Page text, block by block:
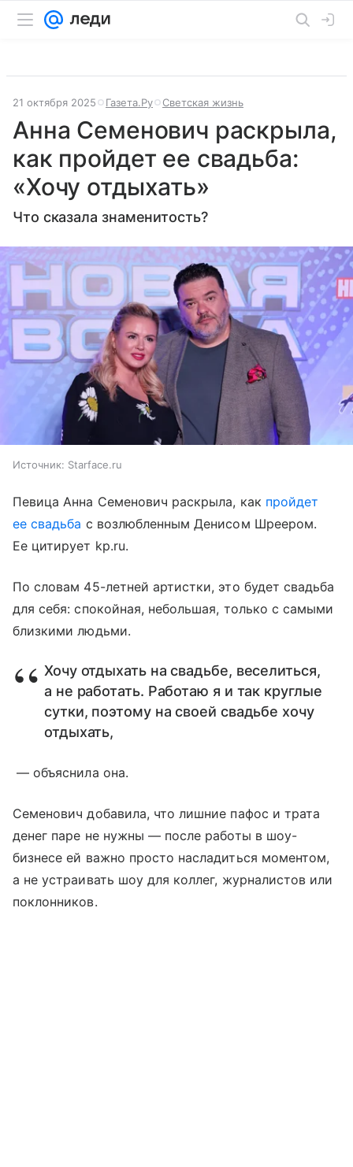
21 октября 2025 Газета.Ру Светская жизнь
Анна Семенович раскрыла,
как пройдет ее свадьба:
«Хочу отдыхать»
Что сказала знаменитость?
Источник: Starface.ru
Певица Анна Семенович раскрыла, как пройдет
ее свадьба с возлюбленным Денисом Шреером.
Ее цитирует kp.ru.
По словам 45-летней артистки, это будет свадьба
для себя: спокойная, небольшая, только с самыми
близкими людьми.
Хочу отдыхать на свадьбе, веселиться,
а не работать. Работаю я и так круглые
сутки, поэтому на своей свадьбе хочу
отдыхать,
— объяснила она.
Семенович добавила, что лишние пафос и трата
денег паре не нужны — после работы в шоу-
бизнесе ей важно просто насладиться моментом,
а не устраивать шоу для коллег, журналистов или
поклонников.